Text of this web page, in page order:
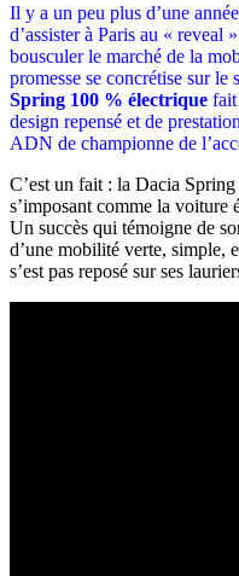
Il y a un peu plus d’une
d’assister à Paris au « reveal
bousculer le marché de la
promesse se concrétise sur le
Spring 100 % électrique fait
design repensé et de
ADN de championne de
C’est un fait : la Dacia
s’imposant comme la voiture
Un succès qui témoigne de
d’une mobilité verte, simple,
s’est pas reposé sur ses